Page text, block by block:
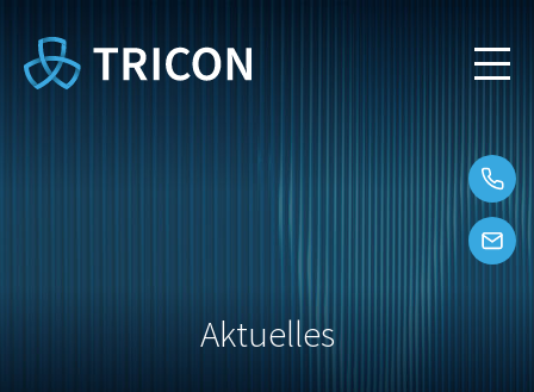
Aktuelles